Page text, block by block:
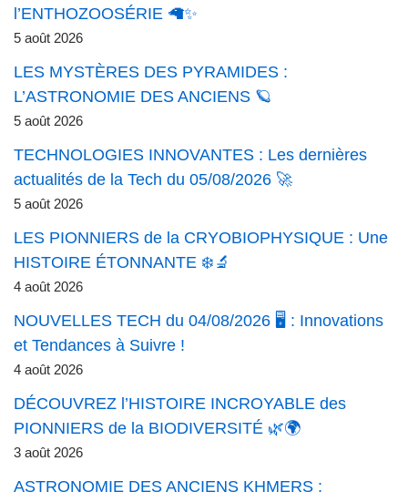
l’ENTHOZOOSÉRIE 🦙✨
5 août 2026
LES MYSTÈRES DES PYRAMIDES :
L’ASTRONOMIE DES ANCIENS 🪐
5 août 2026
TECHNOLOGIES INNOVANTES : Les dernières
actualités de la Tech du 05/08/2026 🚀
5 août 2026
LES PIONNIERS de la CRYOBIOPHYSIQUE : Une
HISTOIRE ÉTONNANTE ❄️🔬
4 août 2026
NOUVELLES TECH du 04/08/2026 🖥️ : Innovations
et Tendances à Suivre !
4 août 2026
DÉCOUVREZ l’HISTOIRE INCROYABLE des
PIONNIERS de la BIODIVERSITÉ 🌿🌍
3 août 2026
ASTRONOMIE DES ANCIENS KHMERS :